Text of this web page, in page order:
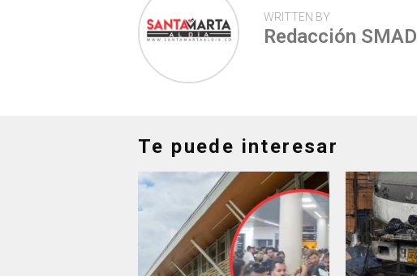
WRITTEN BY
Redacción SMAD
Te puede interesar